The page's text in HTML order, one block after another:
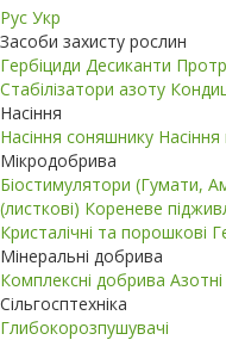
Рус Укр
Засоби захисту рослин
Гербіциди Десиканти
Стабілізатори азоту
Насіння
Насіння соняшнику Насіння
Мікродобрива
Біостимулятори (Гумати,
(листкові) Кореневе
Кристалічні та порошкові
Мінеральні добрива
Комплексні добрива
Сільгосптехніка
Глибокорозпушувачі